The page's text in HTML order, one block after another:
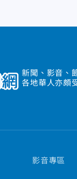
新聞、影音、
各地華人亦頗
影音專區